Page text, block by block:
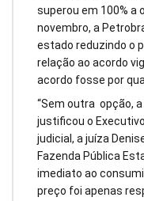
superou em 100% a
novembro, a
estado reduzindo o
relação ao acordo
acordo fosse por
“Sem outra opção,
justificou o
judicial, a juíza
Fazenda Pública
imediato ao
preço foi apenas